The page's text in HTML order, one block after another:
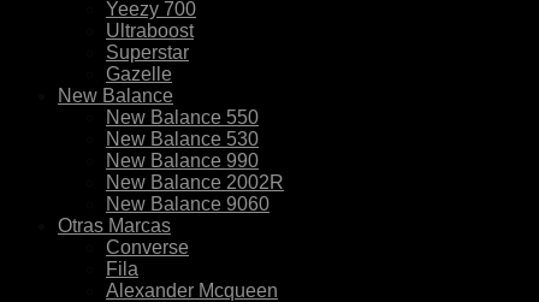
Yeezy 700
Ultraboost
Superstar
Gazelle
New Balance
New Balance 550
New Balance 530
New Balance 990
New Balance 2002R
New Balance 9060
Otras Marcas
Converse
Fila
Alexander Mcqueen